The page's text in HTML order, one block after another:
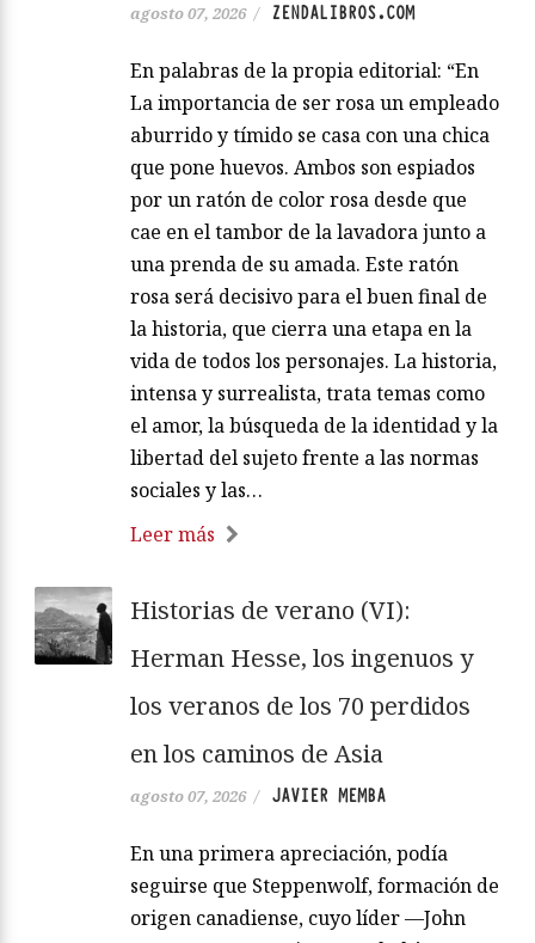
agosto 07, 2026 / ZENDALIBROS.COM
En palabras de la propia editorial: “En
La importancia de ser rosa un empleado
aburrido y tímido se casa con una chica
que pone huevos. Ambos son espiados
por un ratón de color rosa desde que
cae en el tambor de la lavadora junto a
una prenda de su amada. Este ratón
rosa será decisivo para el buen final de
la historia, que cierra una etapa en la
vida de todos los personajes. La historia,
intensa y surrealista, trata temas como
el amor, la búsqueda de la identidad y la
libertad del sujeto frente a las normas
sociales y las…
Leer más
Historias de verano (VI):
Herman Hesse, los ingenuos y
los veranos de los 70 perdidos
en los caminos de Asia
agosto 07, 2026 / JAVIER MEMBA
En una primera apreciación, podía
seguirse que Steppenwolf, formación de
origen canadiense, cuyo líder —John